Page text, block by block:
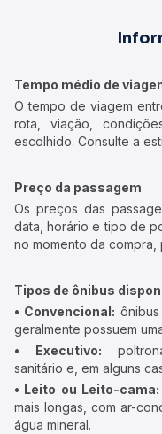
Tempo médio de
O tempo de viagem
rota, viação,
escolhido. Consulte a
Preço da passagem
Os preços das
data, horário e tipo de
no momento da
Tipos de ônibus
• Convencional:
geralmente possuem
• Executivo:
sanitário e, em alguns
• Leito ou Leito-cama:
mais longas, com ar-
água mineral.